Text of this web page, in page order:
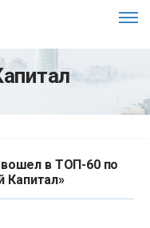
в ТОП-60 по
Капитал»